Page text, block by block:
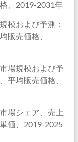
、2019-2031年
模および予測：
販売価格、
場規模および予
平均販売価格、
場シェア、売上
価、2019-2025